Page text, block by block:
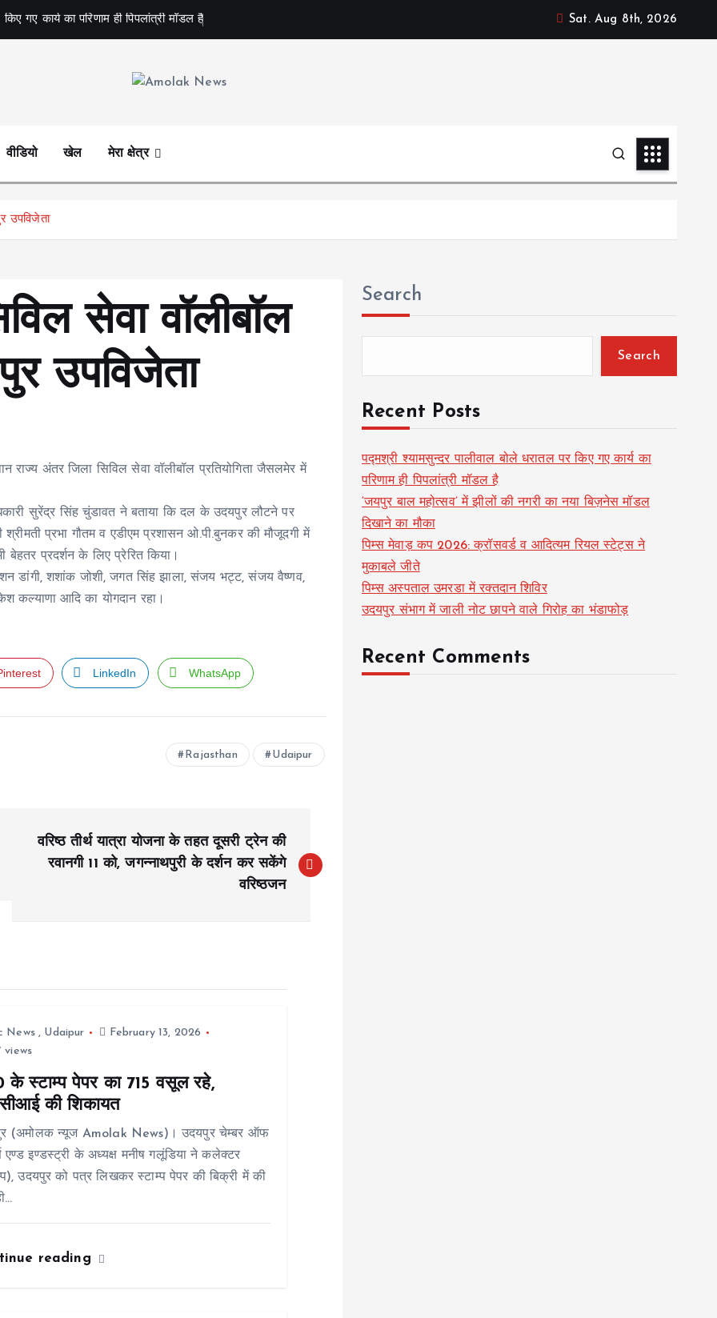
गए कार्य का परिणाम ही पिपलांत्री मॉडल है Sat. Aug 8th, 2026
वीडियो खेल मेरा क्षेत्र
उपविजेता
सेवा वॉलीबॉल
उपविजेता
राज्य अंतर जिला सिविल सेवा वॉलीबॉल प्रतियोगिता जैसलमेर में
सुरेंद्र सिंह चुंडावत ने बताया कि दल के उदयपुर लौटने पर
प्रभा गौतम व एडीएम प्रशासन ओ.पी.बुनकर की मौजूदगी में
प्रदर्शन के लिए प्रेरित किया।
डांगी, शशांक जोशी, जगत सिंह झाला, संजय भट्ट, संजय वैष्णव,
कल्याणा आदि का योगदान रहा।
LinkedIn WhatsApp
Rajasthan Udaipur
वरिष्ठ तीर्थ यात्रा योजना के तहत दूसरी ट्रेन की
रवानगी 11 को, जगन्नाथपुरी के दर्शन कर सकेंगे
वरिष्ठजन
News, Udaipur
February 13, 2026
views
के स्टाम्प पेपर का 715 वसूल रहे,
की शिकायत
(अमोलक न्यूज Amolak News)। उदयपुर चेम्बर ऑफ
एण्ड इण्डस्ट्री के अध्यक्ष मनीष गलूंडिया ने कलेक्टर
उदयपुर को पत्र लिखकर स्टाम्प पेपर की बिक्री में की
reading
Search
Search
Recent Posts
पद्मश्री श्यामसुन्दर पालीवाल बोले धरातल पर किए गए कार्य का
परिणाम ही पिपलांत्री मॉडल है
‘जयपुर बाल महोत्सव’ में झीलों की नगरी का नया बिज़नेस मॉडल
दिखाने का मौका
पिम्स मेवाड़ कप 2026: क्रॉसवर्ड व आदित्यम रियल स्टेट्स ने
मुकाबले जीते
पिम्स अस्पताल उमरडा में रक्तदान शिविर
उदयपुर संभाग में जाली नोट छापने वाले गिरोह का भंडाफोड़
Recent Comments